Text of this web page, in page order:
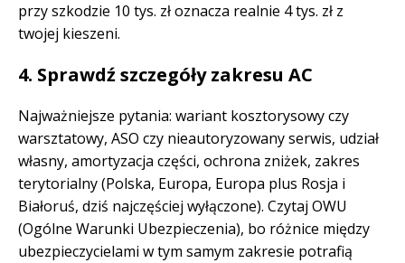
przy szkodzie 10 tys. zł oznacza realnie 4 tys. zł z
twojej kieszeni.
4. Sprawdź szczegóły zakresu AC
Najważniejsze pytania: wariant kosztorysowy czy
warsztatowy, ASO czy nieautoryzowany serwis, udział
własny, amortyzacja części, ochrona zniżek, zakres
terytorialny (Polska, Europa, Europa plus Rosja i
Białoruś, dziś najczęściej wyłączone). Czytaj OWU
(Ogólne Warunki Ubezpieczenia), bo różnice między
ubezpieczycielami w tym samym zakresie potrafią